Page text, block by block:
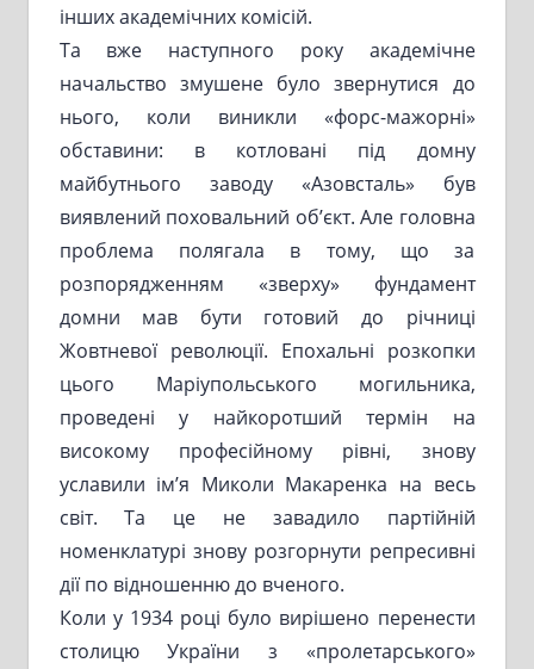
інших академічних комісій.
Та вже наступного року академічне
начальство змушене було звернутися до
нього, коли виникли «форс-мажорні»
обставини: в котловані під домну
майбутнього заводу «Азовсталь» був
виявлений поховальний об’єкт. Але головна
проблема полягала в тому, що за
розпорядженням «зверху» фундамент
домни мав бути готовий до річниці
Жовтневої революції. Епохальні розкопки
цього Маріупольського могильника,
проведені у найкоротший термін на
високому професійному рівні, знову
уславили ім’я Миколи Макаренка на весь
світ. Та це не завадило партійній
номенклатурі знову розгорнути репресивні
дії по відношенню до вченого.
Коли у 1934 році було вирішено перенести
столицю України з «пролетарського»